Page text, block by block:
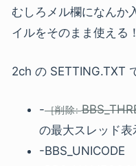
むしろメル欄になんか
イルをそのまま使え
2ch の SETTING.TXT
-
の最大スレッド表
-BBS_UNICODE